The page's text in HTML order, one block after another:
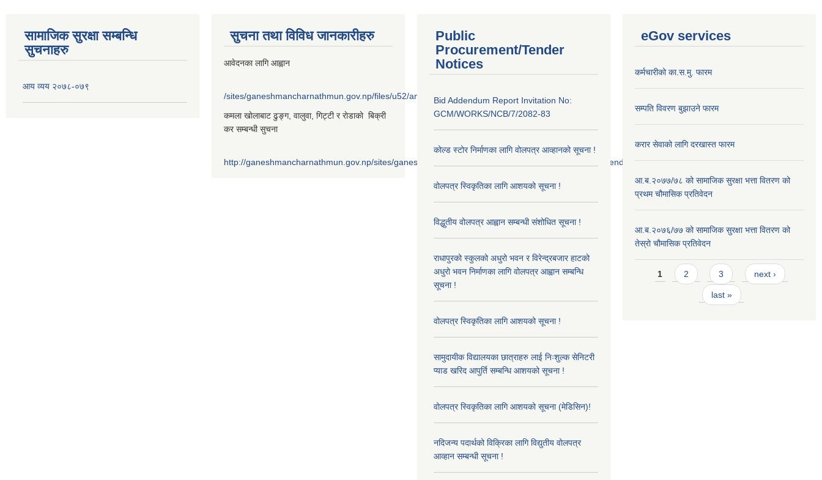
सामाजिक सुरक्षा सम्बन्धि
सुचनाहरु
आय व्यय २०७८-०७९
सुचना तथा विविध जानकारीहरु
आवेदनका लागि आह्वान
/sites/ganeshmancharnathmun.gov.np/files/u52/anil%20%281%29_0.png
कमला खाेलाबाट ढु‌ङ्ग, वालुवा, गिट्टी र राेडाकाे बिक्री
कर सम्बन्धी सुचना
http://ganeshmancharnathmun.gov.np/sites/ganeshmancharnathmun.gov.np/files/u52/scanned%20tender.jpg
Public
Procurement/Tender
Notices
Bid Addendum Report Invitation No:
GCM/WORKS/NCB/7/2082-83
कोल्ड स्टोर निर्माणका लागि वोलपत्र आव्हानको सूचना !
वोलपत्र स्विकृतिका लागि आशयको सूचना !
विद्धुतीय वोलपत्र आह्वान सम्बन्धी संशोधित सूचना !
राधापुरको स्कुलको अधुरो भवन र विरेन्द्रबजार हाटको
अधुरो भवन निर्माणका लागि वोलपत्र आह्वान सम्बन्धि
सूचना !
वोलपत्र स्विकृतिका लागि आशयको सूचना !
सामुदायीक विद्यालयका छात्राहरु लाई निःशुल्क सेनिटरी
प्याड खरिद आपुर्ति सम्बन्धि आशयको सूचना !
वोलपत्र स्विकृतिका लागि आशयको सूचना (मेडिसिन)!
नदिजन्य पदार्थको विक्रिका लागि विद्युतीय वोलपत्र
आव्हान सम्बन्धी सूचना !
eGov services
कर्मचारीको का.स.मु. फारम
सम्पति विवरण बुझाउने फारम
करार सेवाको लागि दरखास्त फारम
आ.ब.२०७७/७८ को सामाजिक सुरक्षा भत्ता वितरण को
प्रथम चौमासिक प्रतिवेदन
आ.ब.२०७६/७७ को सामाजिक सुरक्षा भत्ता वितरण को
तेस्रो चौमासिक प्रतिवेदन
Pages
1 2 3 next ›
last »